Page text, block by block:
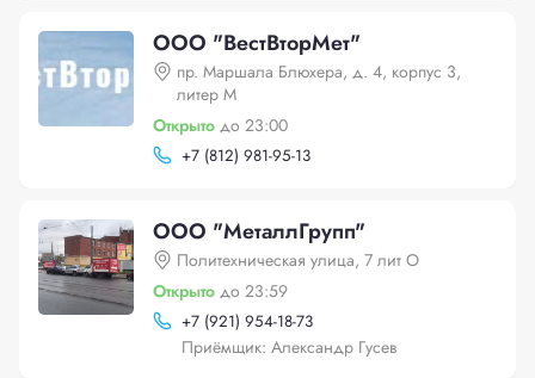
ООО "ВестВторМет"
пр. Маршала Блюхера, д. 4, корпус 3,
литер М
Открыто до 23:00
+7 (812) 981-95-13
OOO "МеталлГрупп"
Политехническая улица, 7 лит О
Открыто до 23:59
+7 (921) 954-18-73
Приёмщик: Александр Гусев